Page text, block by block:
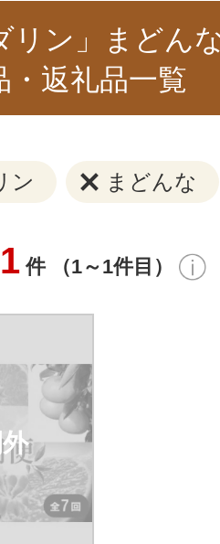
リン」まどん
・返礼品一覧
ン まどんな
1 件 （1～1件目）